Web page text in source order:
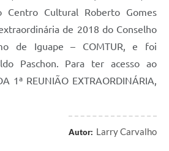
Centro Cultural Roberto Gomes
de 2018 do Conselho
de Iguape – COMTUR, e foi
Paschon. Para ter acesso ao
1ª REUNIÃO EXTRAORDINÁRIA,
Autor: Larry Carvalho